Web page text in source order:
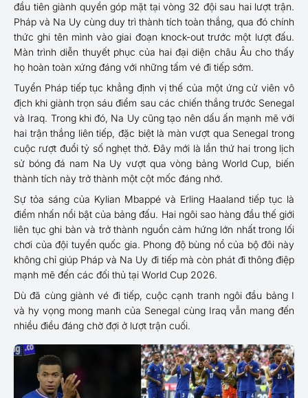
đầu tiên giành quyền góp mặt tại vòng 32 đội sau hai lượt trận.
Pháp và Na Uy cùng duy trì thành tích toàn thắng, qua đó chính
thức ghi tên mình vào giai đoạn knock-out trước một lượt đấu.
Màn trình diễn thuyết phục của hai đại diện châu Âu cho thấy
họ hoàn toàn xứng đáng với những tấm vé đi tiếp sớm.
Tuyển Pháp tiếp tục khẳng định vị thế của một ứng cử viên vô
địch khi giành trọn sáu điểm sau các chiến thắng trước Senegal
và Iraq. Trong khi đó, Na Uy cũng tạo nên dấu ấn mạnh mẽ với
hai trận thắng liên tiếp, đặc biệt là màn vượt qua Senegal trong
cuộc rượt đuổi tỷ số nghẹt thở. Đây mới là lần thứ hai trong lịch
sử bóng đá nam Na Uy vượt qua vòng bảng World Cup, biến
thành tích này trở thành một cột mốc đáng nhớ.
Sự tỏa sáng của Kylian Mbappé và Erling Haaland tiếp tục là
điểm nhấn nổi bật của bảng đấu. Hai ngôi sao hàng đầu thế giới
liên tục ghi bàn và trở thành nguồn cảm hứng lớn nhất trong lối
chơi của đội tuyển quốc gia. Phong độ bùng nổ của bộ đôi này
không chỉ giúp Pháp và Na Uy đi tiếp mà còn phát đi thông điệp
mạnh mẽ đến các đối thủ tại World Cup 2026.
Dù đã cùng giành vé đi tiếp, cuộc cạnh tranh ngôi đầu bảng I
và hy vọng mong manh của Senegal cùng Iraq vẫn mang đến
nhiều điều đáng chờ đợi ở lượt trận cuối.